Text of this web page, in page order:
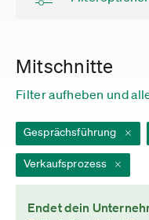
Mitschnitte
Filter aufheben und
Gesprächsführung
Verkaufsprozess
Endet dein